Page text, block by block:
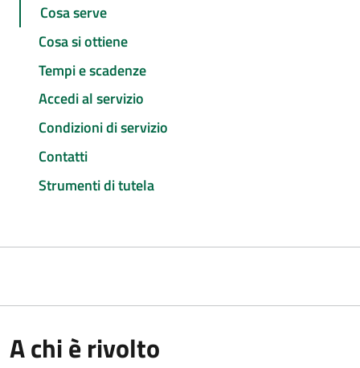
Cosa serve
Cosa si ottiene
Tempi e scadenze
Accedi al servizio
Condizioni di servizio
Contatti
Strumenti di tutela
A chi è rivolto